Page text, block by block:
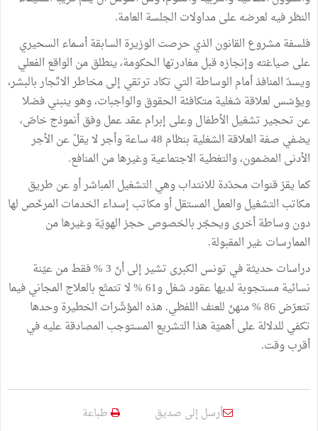
النظر فيه لعرضه على مداولات الجلسة العامة.
فلسفة مشروع القانون الذي حرصت الوزيرة السابقة أسماء السحيري
على صياغته وإنجازه قبل مغادرتها الحكومة، ينطلق من الواقع الفعلي
ويسدّ المنافذ أمام الوساطة التي تكاد ترتقي إلى مخاطر الاتّجار بالبشر،
ويؤسّس لعلاقة شغلية متكافئة الحقوق والواجبات، وهو ينبني فضلا
عن تحجير تشغيل الأطفال وعلى إبرام عقد عمل وفق أنموذج خاصّ،
يضفي صفة العلاقة الشغلية بنظام 48 ساعة وأجر لا يقلّ عن الأجر
الأدنى المضمون، والتغطية الاجتماعية وغيرها من المنافع.
كما يقرّ قنوات محدّدة للانتداب وهي التشغيل المباشر أو عن طريق
مكاتب التشغيل والعمل المستقل أو مكاتب إسداء الخدمات المرخّص لها
دون وساطة أخرى ويحجّر بالخصوص حجز الهويّة وغيرها من
الممارسات غير المقبولة.
دراسات حديثة في تونس الكبرى تشير إلى أنّ 3 % فقط من عيّنة
نسائية مستجوبة لديها عقود شغل و61 % لا تتمتّع بالعلاج المجاني فيما
تتعرّض 86 % منهنّ للعنف اللفظي. هذه المؤشّرات الخطيرة وحدها
تكفي للدلالة على أهميّة هذا التشريع المستوجب المصادقة عليه في
أقرب وقت.
أرسل إلى صديق طباعة